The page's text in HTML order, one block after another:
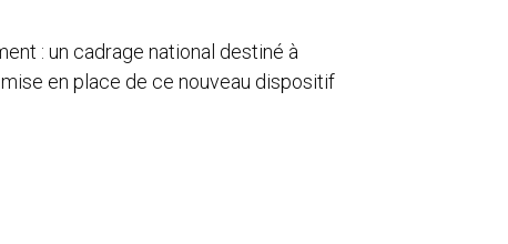
: un cadrage national destiné à
en place de ce nouveau dispositif